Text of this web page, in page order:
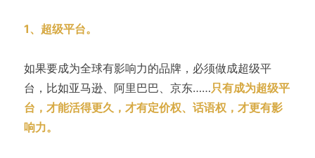
1、超级平台。
如果要成为全球有影响力的品牌，必须做成超级平
台，比如亚马逊、阿里巴巴、京东……只有成为超级平
台，才能活得更久，才有定价权、话语权，才更有影
响力。